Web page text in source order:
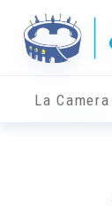
La Camera